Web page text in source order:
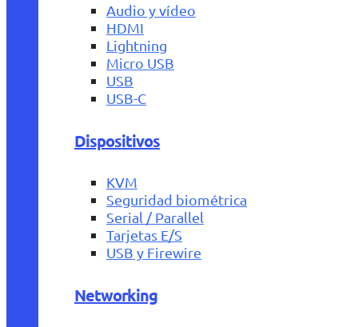
Audio y vídeo
HDMI
Lightning
Micro USB
USB
USB-C
Dispositivos
KVM
Seguridad biométrica
Serial / Parallel
Tarjetas E/S
USB y Firewire
Networking